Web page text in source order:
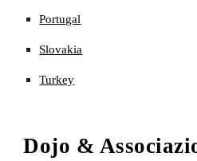
Portugal
Slovakia
Turkey
Dojo &